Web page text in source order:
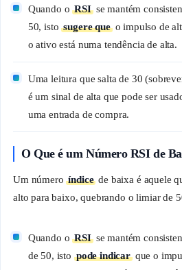
Quando oRSIse mantém
50, istosugere queo impulso de
o ativo está numa tendência de alta.
Uma leitura que salta de 30
é um sinal de alta que pode ser
uma entrada de compra.
O Que é um Número RSI de
Um númeroíndice de baixa é aquele
alto para baixo, quebrando o limiar de
Quando oRSIse mantém
de 50, isto pode indicarque o